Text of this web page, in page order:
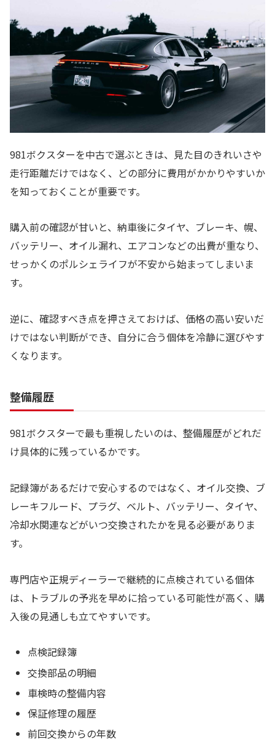
981ボクスターを中古で選ぶときは、見た目のきれいさや
走行距離だけではなく、どの部分に費用がかかりやすいか
を知っておくことが重要です。
購入前の確認が甘いと、納車後にタイヤ、ブレーキ、幌、
バッテリー、オイル漏れ、エアコンなどの出費が重なり、
せっかくのポルシェライフが不安から始まってしまいま
す。
逆に、確認すべき点を押さえておけば、価格の高い安いだ
けではない判断ができ、自分に合う個体を冷静に選びやす
くなります。
整備履歴
981ボクスターで最も重視したいのは、整備履歴がどれだ
け具体的に残っているかです。
記録簿があるだけで安心するのではなく、オイル交換、ブ
レーキフルード、プラグ、ベルト、バッテリー、タイヤ、
冷却水関連などがいつ交換されたかを見る必要がありま
す。
専門店や正規ディーラーで継続的に点検されている個体
は、トラブルの予兆を早めに拾っている可能性が高く、購
入後の見通しも立てやすいです。
点検記録簿
交換部品の明細
車検時の整備内容
保証修理の履歴
前回交換からの年数